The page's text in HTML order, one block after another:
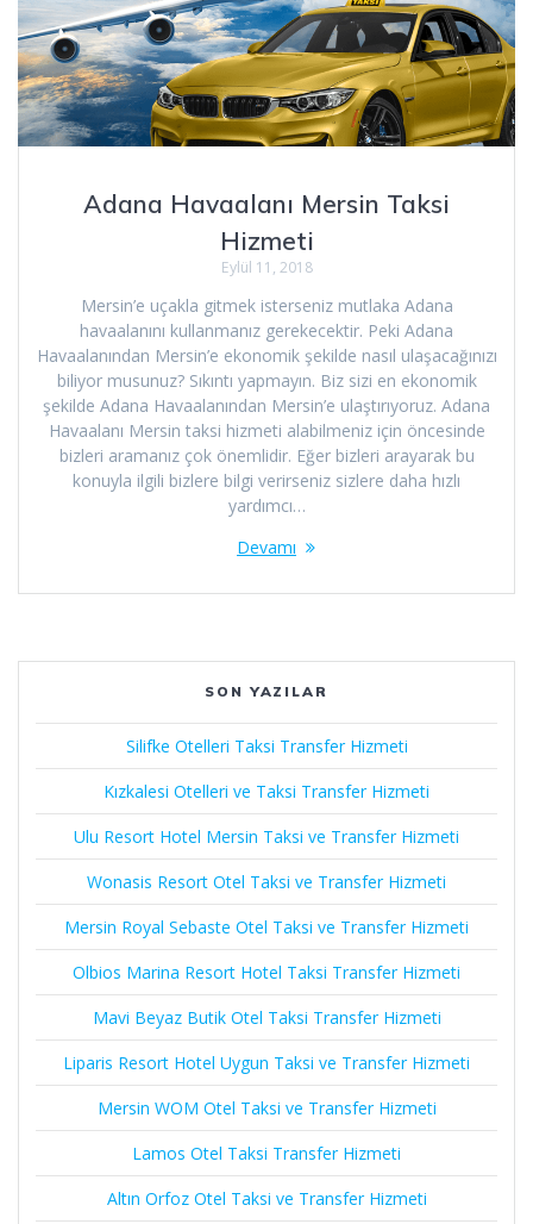
Adana Havaalanı Mersin Taksi
Hizmeti
Eylül 11, 2018
Mersin’e uçakla gitmek isterseniz mutlaka Adana
havaalanını kullanmanız gerekecektir. Peki Adana
Havaalanından Mersin’e ekonomik şekilde nasıl ulaşacağınızı
biliyor musunuz? Sıkıntı yapmayın. Biz sizi en ekonomik
şekilde Adana Havaalanından Mersin’e ulaştırıyoruz. Adana
Havaalanı Mersin taksi hizmeti alabilmeniz için öncesinde
bizleri aramanız çok önemlidir. Eğer bizleri arayarak bu
konuyla ilgili bizlere bilgi verirseniz sizlere daha hızlı
yardımcı…
Devamı
SON YAZILAR
Silifke Otelleri Taksi Transfer Hizmeti
Kızkalesi Otelleri ve Taksi Transfer Hizmeti
Ulu Resort Hotel Mersin Taksi ve Transfer Hizmeti
Wonasis Resort Otel Taksi ve Transfer Hizmeti
Mersin Royal Sebaste Otel Taksi ve Transfer Hizmeti
Olbios Marina Resort Hotel Taksi Transfer Hizmeti
Mavi Beyaz Butik Otel Taksi Transfer Hizmeti
Liparis Resort Hotel Uygun Taksi ve Transfer Hizmeti
Mersin WOM Otel Taksi ve Transfer Hizmeti
Lamos Otel Taksi Transfer Hizmeti
Altın Orfoz Otel Taksi ve Transfer Hizmeti